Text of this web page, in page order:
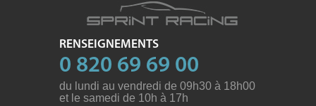
RENSEIGNEMENTS
0 820 69 69 00
du lundi au vendredi de 09h30 à 18h00
et le samedi de 10h à 17h